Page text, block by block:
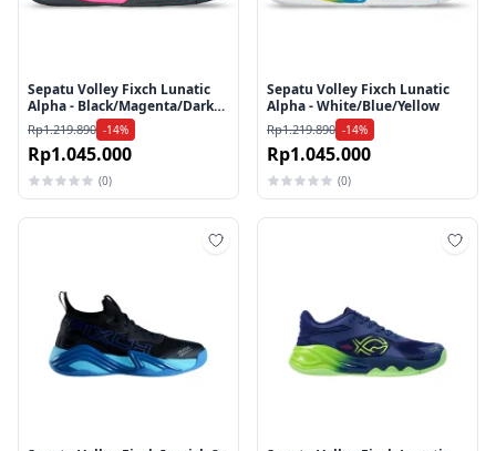
Sepatu Volley Fixch Lunatic
Alpha - Black/Magenta/Dark
Gray
Rp1.219.890 -14%
Rp1.045.000
(0)
Sepatu Volley Fixch Lunatic
Alpha - White/Blue/Yellow
Rp1.219.890 -14%
Rp1.045.000
(0)